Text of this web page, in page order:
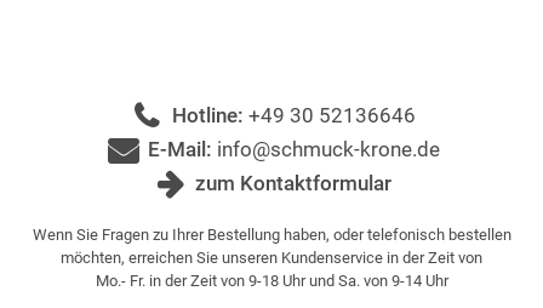
Hotline: +49 30 52136646
E-Mail: info@schmuck-krone.de
zum Kontaktformular
Wenn Sie Fragen zu Ihrer Bestellung haben, oder telefonisch bestellen
möchten, erreichen Sie unseren Kundenservice in der Zeit von
Mo.- Fr. in der Zeit von 9-18 Uhr und Sa. von 9-14 Uhr